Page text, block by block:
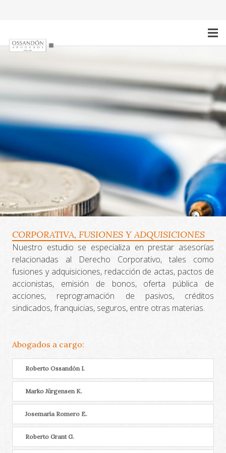
CORPORATIVA, FUSIONES Y ADQUISICIONES
Nuestro estudio se especializa en prestar asesorías
relacionadas al Derecho Corporativo, tales como
fusiones y adquisiciones, redacción de actas, pactos de
accionistas, emisión de bonos, oferta pública de
acciones, reprogramación de pasivos, créditos
sindicados, franquicias, seguros, entre otras materias.
Abogados a cargo:
Roberto Ossandón I.
Marko Jürgensen K.
Josemaría Romero E.
Roberto Grant G.